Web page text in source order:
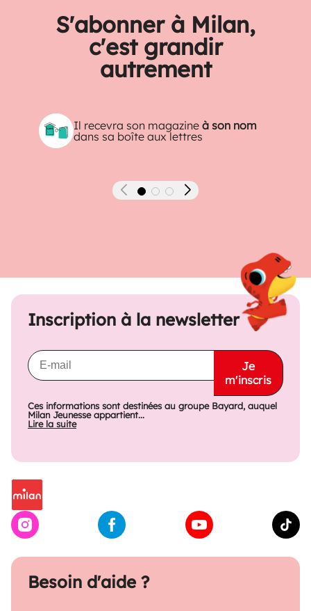
S'abonner à Milan,
c'est grandir
autrement
Il recevra son magazineà son nom
dans sa boîte aux lettres
Précédent Suivant
Besoin d'aide ?
Inscription à la newsletter
Je
m'inscris
Ces informations sont destinées au groupe Bayard, auquel
Milan Jeunesse appartient...
Lire la suite